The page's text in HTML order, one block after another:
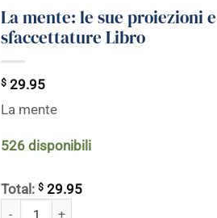
La mente: le sue proiezioni
sfaccettature Libro
$ 29.95
La mente
526 disponibili
Total: $ 29.95
La mente: le sue proiezioni e le sue